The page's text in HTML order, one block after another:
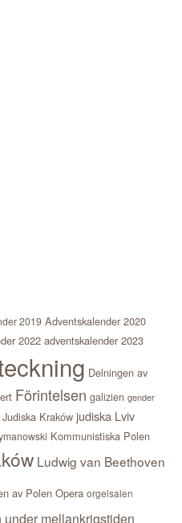
2019 Adventskalender 2020
2022 adventskalender 2023
Delningen av
Förintelsen galizien gender
Judiska Kraków judiska Lviv
Kommunistiska Polen
Ludwig van Beethoven
av Polen Opera orgelsalen
under mellankrigstiden